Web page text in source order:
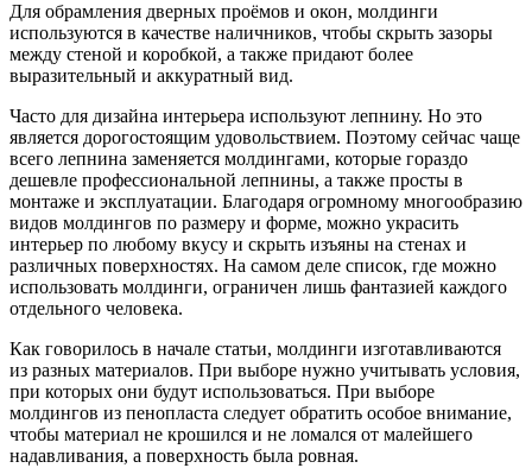
Для обрамления дверных проёмов и окон, молдинги
используются в качестве наличников, чтобы скрыть зазоры
между стеной и коробкой, а также придают более
выразительный и аккуратный вид.
Часто для дизайна интерьера используют лепнину. Но это
является дорогостоящим удовольствием. Поэтому сейчас чаще
всего лепнина заменяется молдингами, которые гораздо
дешевле профессиональной лепнины, а также просты в
монтаже и эксплуатации. Благодаря огромному многообразию
видов молдингов по размеру и форме, можно украсить
интерьер по любому вкусу и скрыть изъяны на стенах и
различных поверхностях. На самом деле список, где можно
использовать молдинги, ограничен лишь фантазией каждого
отдельного человека.
Как говорилось в начале статьи, молдинги изготавливаются
из разных материалов. При выборе нужно учитывать условия,
при которых они будут использоваться. При выборе
молдингов из пенопласта следует обратить особое внимание,
чтобы материал не крошился и не ломался от малейшего
надавливания, а поверхность была ровная.